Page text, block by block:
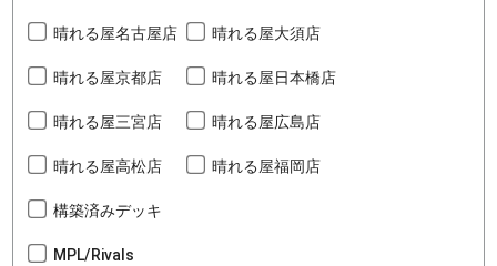
晴れる屋名古屋店 晴れる屋大須店
晴れる屋京都店 晴れる屋日本橋店
晴れる屋三宮店 晴れる屋広島店
晴れる屋高松店 晴れる屋福岡店
構築済みデッキ
MPL/Rivals